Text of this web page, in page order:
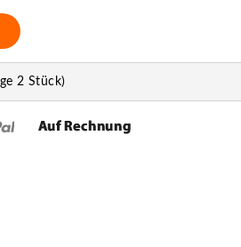
2 Stück)